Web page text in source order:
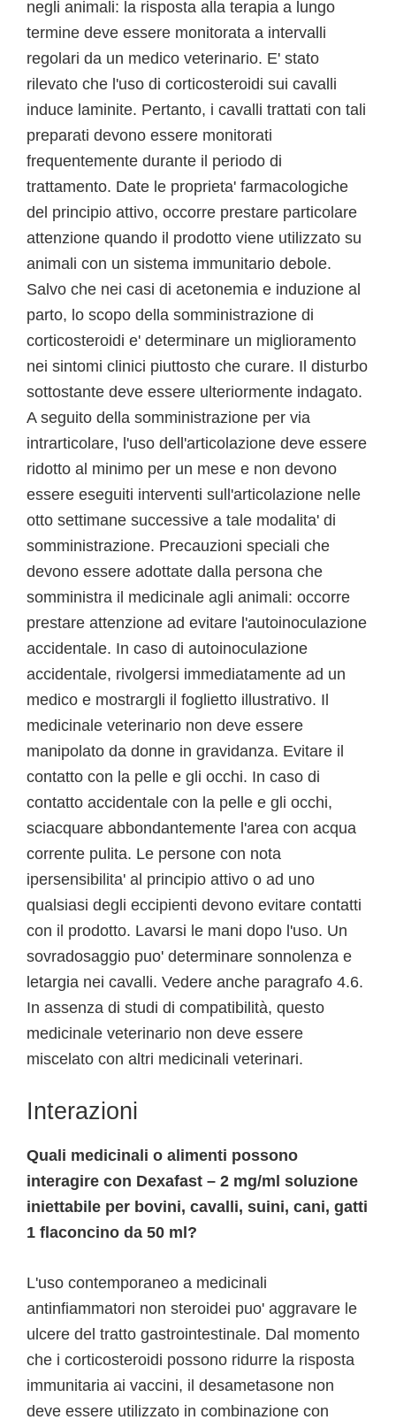
negli animali: la risposta alla terapia a lungo
termine deve essere monitorata a intervalli
regolari da un medico veterinario. E' stato
rilevato che l'uso di corticosteroidi sui cavalli
induce laminite. Pertanto, i cavalli trattati con tali
preparati devono essere monitorati
frequentemente durante il periodo di
trattamento. Date le proprieta' farmacologiche
del principio attivo, occorre prestare particolare
attenzione quando il prodotto viene utilizzato su
animali con un sistema immunitario debole.
Salvo che nei casi di acetonemia e induzione al
parto, lo scopo della somministrazione di
corticosteroidi e' determinare un miglioramento
nei sintomi clinici piuttosto che curare. Il disturbo
sottostante deve essere ulteriormente indagato.
A seguito della somministrazione per via
intrarticolare, l'uso dell'articolazione deve essere
ridotto al minimo per un mese e non devono
essere eseguiti interventi sull'articolazione nelle
otto settimane successive a tale modalita' di
somministrazione. Precauzioni speciali che
devono essere adottate dalla persona che
somministra il medicinale agli animali: occorre
prestare attenzione ad evitare l'autoinoculazione
accidentale. In caso di autoinoculazione
accidentale, rivolgersi immediatamente ad un
medico e mostrargli il foglietto illustrativo. Il
medicinale veterinario non deve essere
manipolato da donne in gravidanza. Evitare il
contatto con la pelle e gli occhi. In caso di
contatto accidentale con la pelle e gli occhi,
sciacquare abbondantemente l'area con acqua
corrente pulita. Le persone con nota
ipersensibilita' al principio attivo o ad uno
qualsiasi degli eccipienti devono evitare contatti
con il prodotto. Lavarsi le mani dopo l'uso. Un
sovradosaggio puo' determinare sonnolenza e
letargia nei cavalli. Vedere anche paragrafo 4.6.
In assenza di studi di compatibilità, questo
medicinale veterinario non deve essere
miscelato con altri medicinali veterinari.
Interazioni
Quali medicinali o alimenti possono
interagire con Dexafast – 2 mg/ml soluzione
iniettabile per bovini, cavalli, suini, cani, gatti
1 flaconcino da 50 ml?
L'uso contemporaneo a medicinali
antinfiammatori non steroidei puo' aggravare le
ulcere del tratto gastrointestinale. Dal momento
che i corticosteroidi possono ridurre la risposta
immunitaria ai vaccini, il desametasone non
deve essere utilizzato in combinazione con